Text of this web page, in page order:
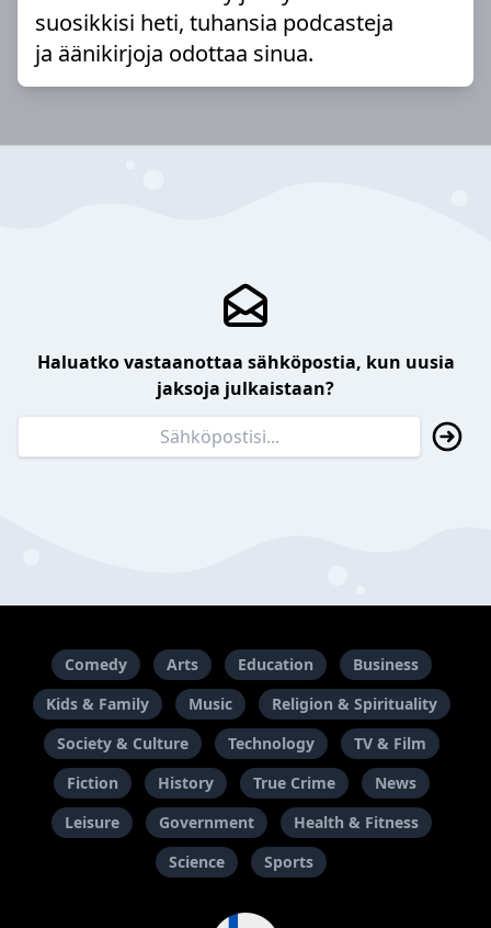
suosikkisi heti, tuhansia podcasteja
ja äänikirjoja odottaa sinua.
Haluatko vastaanottaa sähköpostia, kun uusia
jaksoja julkaistaan?
Comedy Arts Education
Business
Kids & Family
Music
Religion & Spirituality
Society & Culture
Technology
TV & Film
Fiction
History True Crime
News
Leisure
Government
Health & Fitness
Science
Sports